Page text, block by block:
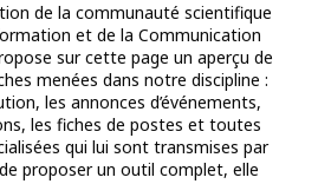
de la communauté scientifique
et de la Communication
sur cette page un aperçu de
menées dans notre discipline :
les annonces d’événements,
les fiches de postes et toutes
qui lui sont transmises par
proposer un outil complet, elle